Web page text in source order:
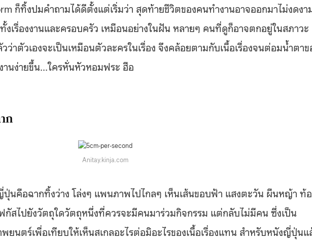
ก็ทิ้งปมคำถามได้ดีตั้งแต่เริ่มว่า สุดท้ายชีวิตของคนทำงานอาจออกมาไม่งดงา
งเรื่องงานและครอบครัว เหมือนอย่างในฝัน หลายๆ คนที่ดูก็อาจตกอยู่ในสภาวะ
ว่าตัวเองจะเป็นเหมือนตัวละครในเรื่อง จึงคล้อยตามกับเนื้อเรื่องจนต่อมน้ำตาข
านง่ายขึ้น…ใครหั่นหัวหอมฟระ ฮือ
ก
Anitay.kinja.com
นคือฉากทิ้งว่าง โล่งๆ แพนภาพไปไกลๆ เห็นเส้นขอบฟ้า แสงตะวัน ผืนหญ้า ท้
กัสไปยังวัตถุใดวัตถุหนึ่งที่ควรจะมีคนมาร่วมกิจกรรม แต่กลับไม่มีคน ซึ่งเป็น
พยนตร์เพื่อเทียบให้เห็นสเกลอะไรต่อมิอะไรของเนื้อเรื่องแทน สำหรับหนังญี่ปุ่นแ